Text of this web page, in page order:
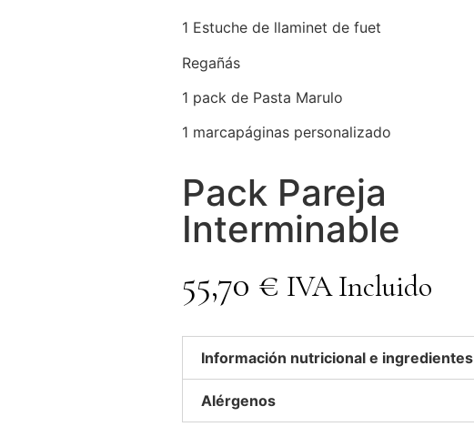
1 Estuche de llaminet de fuet
Regañás
1 pack de Pasta Marulo
1 marcapáginas personalizado
Pack Pareja
Interminable
55,70 € IVA Incluido
Información nutricional e ingredientes
Alérgenos